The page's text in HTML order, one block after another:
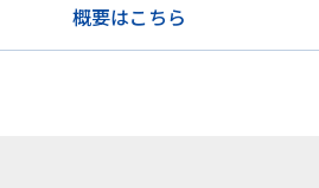
概要はこちら